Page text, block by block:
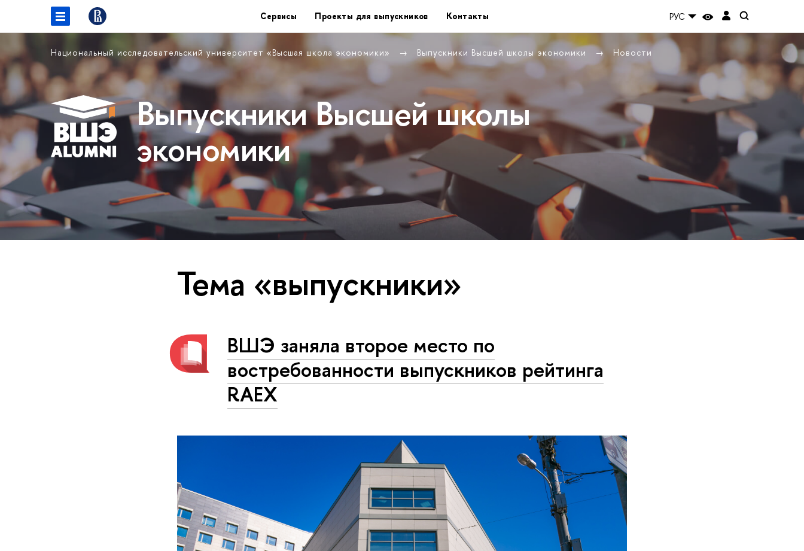
Сервисы Проекты для выпускников Контакты РУС
Национальный исследовательский университет «Высшая школа экономики» Выпускники Высшей школы экономики Новости
Выпускники Высшей школы
экономики
Тема «выпускники»
ВШЭ заняла второе место по
востребованности выпускников рейтинга
RAEX